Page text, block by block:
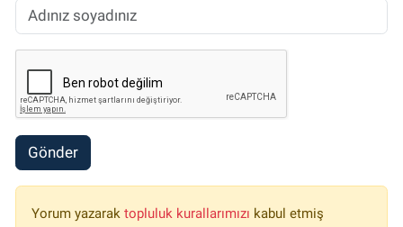
Gönder
Yorum yazarak topluluk kurallarımızı kabul etmiş